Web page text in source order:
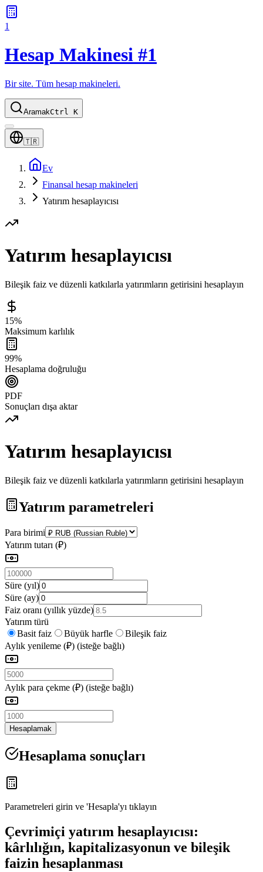
1
Hesap Makinesi #1
Bir site. Tüm hesap makineleri.
AramakCtrl K
🇹🇷
Ev
Finansal hesap makineleri
Yatırım hesaplayıcısı
Yatırım hesaplayıcısı
Bileşik faiz ve düzenli katkılarla yatırımların getirisini hesaplayın
15%
Maksimum karlılık
99%
Hesaplama doğruluğu
PDF
Sonuçları dışa aktar
Yatırım hesaplayıcısı
Bileşik faiz ve düzenli katkılarla yatırımların getirisini hesaplayın
Yatırım parametreleri
Para birimi
Yatırım tutarı (₽)
Süre (yıl)
Süre (ay)
Faiz oranı (yıllık yüzde)
Yatırım türü
Basit faiz
Büyük harfle
Bileşik faiz
Aylık yenileme (₽) (isteğe bağlı)
Aylık para çekme (₽) (isteğe bağlı)
Hesaplamak
Hesaplama sonuçları
Parametreleri girin ve 'Hesapla'yı tıklayın
Çevrimiçi yatırım hesaplayıcısı:
kârlılığın, kapitalizasyonun ve bileşik
faizin hesaplanması